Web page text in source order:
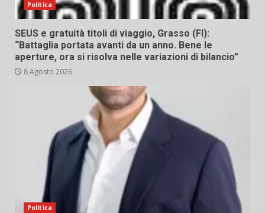
Politica
SEUS e gratuità titoli di viaggio, Grasso (FI):
“Battaglia portata avanti da un anno. Bene le
aperture, ora si risolva nelle variazioni di bilancio”
8 Agosto 2026
Politica